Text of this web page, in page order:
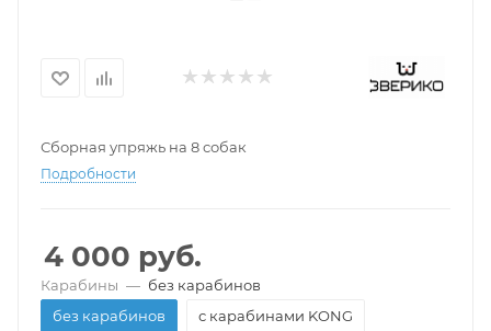
Сборная упряжь на 8 собак
Подробности
4 000 руб.
Карабины — без карабинов
без карабинов
с карабинами KONG